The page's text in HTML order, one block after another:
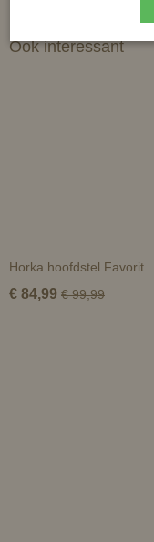
Ook interessant
Horka hoofdstel Favorit
€ 84,99 € 99,99